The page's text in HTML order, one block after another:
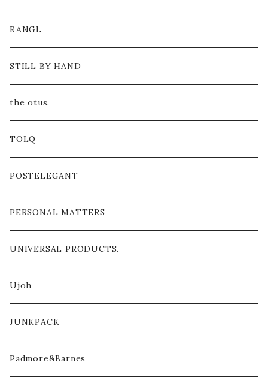
RANGL
STILL BY HAND
the otus.
TOLQ
POSTELEGANT
PERSONAL MATTERS
UNIVERSAL PRODUCTS.
Ujoh
JUNKPACK
Padmore&Barnes